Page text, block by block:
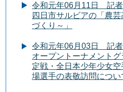
令和元年06月11日 記
四日市サルビアの「農
づくり～」
令和元年06月03日 記
オープントーナメント
定戦・全日本少年少女
場選手の表敬訪問につい